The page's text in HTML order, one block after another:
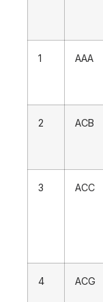
1 AAA
2 ACB
3 ACC
4 ACG